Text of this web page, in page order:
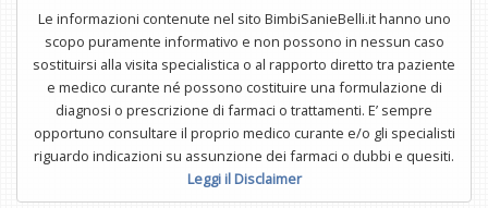
Le informazioni contenute nel sito BimbiSanieBelli.it hanno uno
scopo puramente informativo e non possono in nessun caso
sostituirsi alla visita specialistica o al rapporto diretto tra paziente
e medico curante né possono costituire una formulazione di
diagnosi o prescrizione di farmaci o trattamenti. E’ sempre
opportuno consultare il proprio medico curante e/o gli specialisti
riguardo indicazioni su assunzione dei farmaci o dubbi e quesiti.
Leggi il Disclaimer